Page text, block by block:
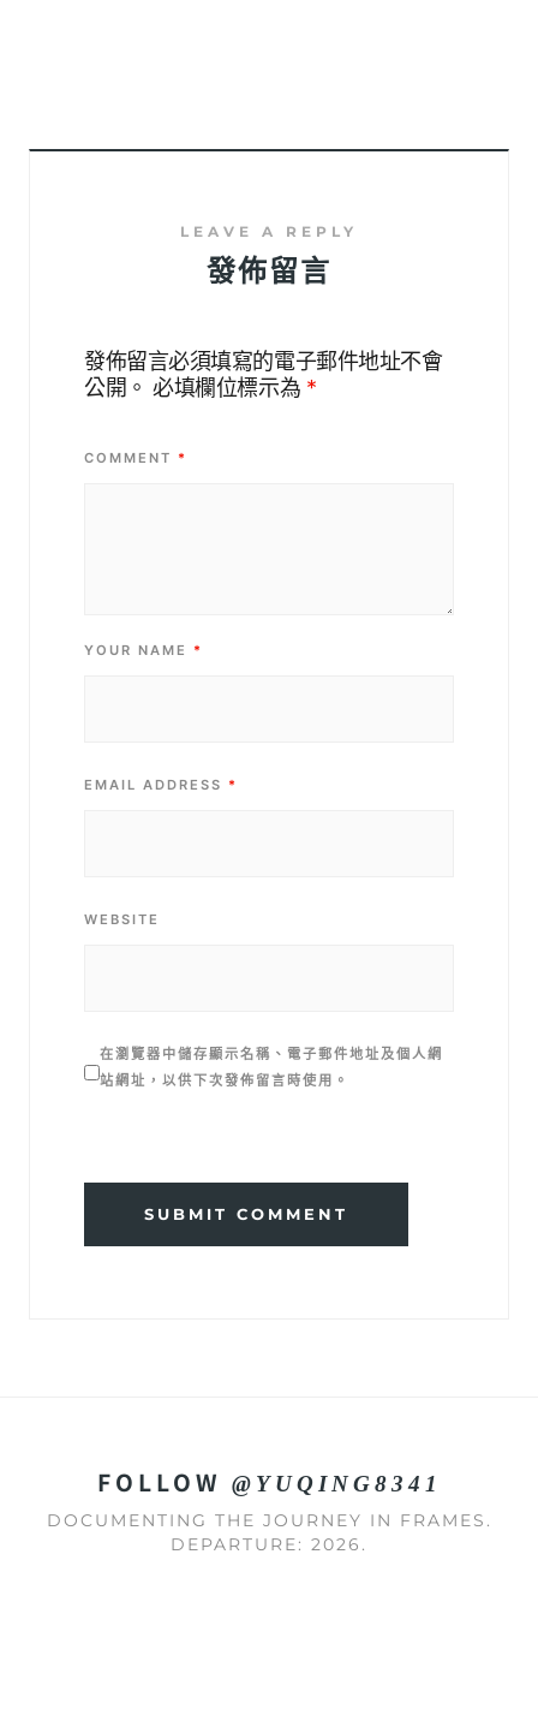
發佈留言
發佈留言必須填寫的電子郵件地址不會
公開。 必填欄位標示為 *
COMMENT *
YOUR NAME *
EMAIL ADDRESS *
WEBSITE
在瀏覽器 中儲存顯示名稱、電子郵件地址及個人網
站網址，以供下次發佈留言時使用。
SUBMIT COMMENT
FOLLOW @YUQING8341
DOCUMENTING THE JOURNEY IN FRAMES.
DEPARTURE: 2026.